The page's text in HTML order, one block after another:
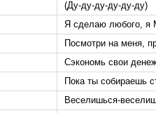
(Ду-ду-ду-ду-ду-ду)
Я сделаю любого, я
Посмотри на меня,
Сэкономь свои
Пока ты собираешь
Веселишься-